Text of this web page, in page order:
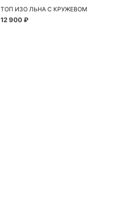
ТОП ИЗО ЛЬНА С КРУЖЕВОМ
12 900 ₽